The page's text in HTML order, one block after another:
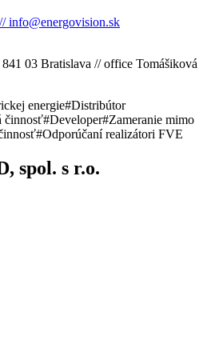
info@energovision.sk
841 03 Bratislava // office Tomášiková
energie#Distribútor
činnosť#Developer#Zameranie mimo
#Odporúčaní realizátori FVE
spol. s r.o.